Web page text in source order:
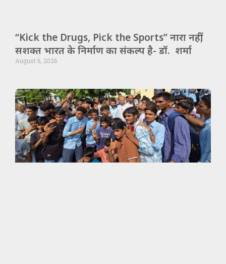
“Kick the Drugs, Pick the Sports” नारा नहीं,
सशक्त भारत के निर्माण का संकल्प है- डॉ. शर्मा
August 6, 2026